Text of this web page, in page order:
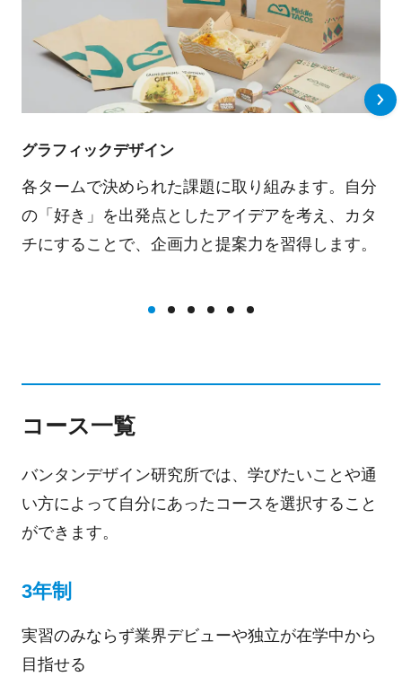
グラフィックデザイン
各タームで決められた課題に取り組みます。自分
の「好き」を出発点としたアイデアを考え、カタ
チにすることで、企画力と提案力を習得します。
コース一覧
バンタンデザイン研究所では、学びたいことや通
い方によって自分にあったコースを選択すること
ができます。
3年制
実習のみならず業界デビューや独立が在学中から
目指せる